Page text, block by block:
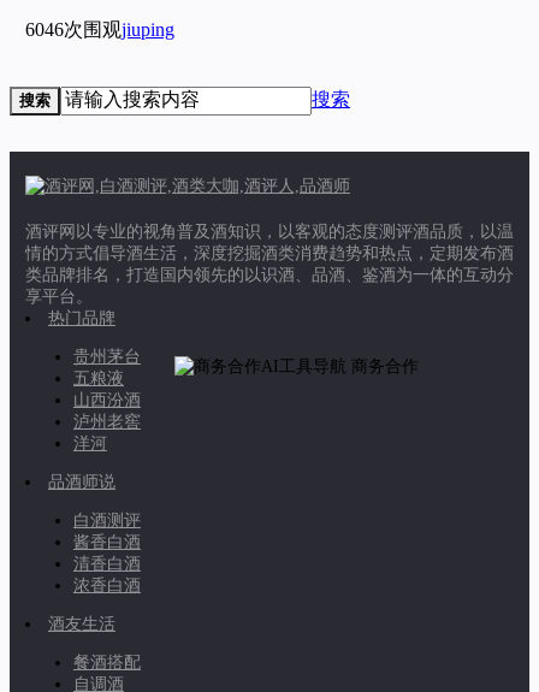
6046次围观jiuping
搜索 搜索
酒评网以专业的视角普及酒知识，以客观的态度测评酒品质，以温
情的方式倡导酒生活，深度挖掘酒类消费趋势和热点，定期发布酒
类品牌排名，打造国内领先的以识酒、品酒、鉴酒为一体的互动分
享平台。
热门品牌
贵州茅台
五粮液
山西汾酒
泸州老窖
洋河
品酒师说
白酒测评
酱香白酒
清香白酒
浓香白酒
酒友生活
餐酒搭配
自调酒
商务合作